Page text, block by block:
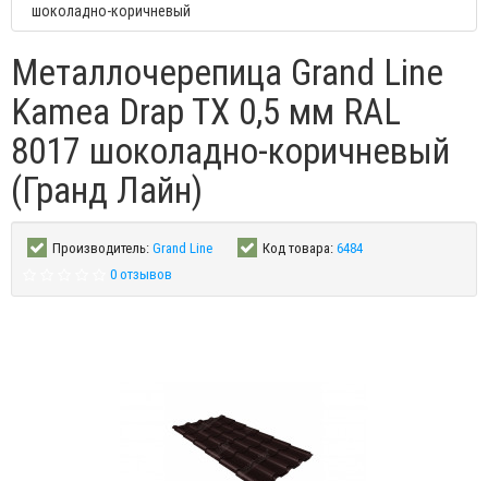
шоколадно-коричневый
Металлочерепица Grand Line
Kamea Drap TX 0,5 мм RAL
8017 шоколадно-коричневый
(Гранд Лайн)
Производитель:Grand Line Код товара:6484
0 отзывов